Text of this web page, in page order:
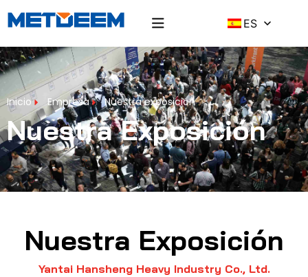
ES
Inicio Empresa Nuestra exposición
Nuestra Exposición
Nuestra Exposición
Yantai Hansheng Heavy Industry Co., Ltd.
Exposición